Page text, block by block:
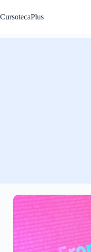
al
contenido
CursotecaPlus